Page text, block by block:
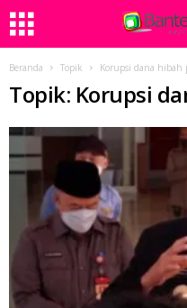
Beranda Topik Korupsi dana hibah
Topik: Korupsi